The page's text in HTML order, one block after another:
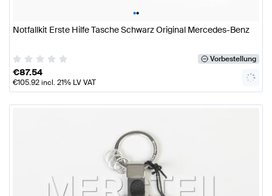
••
Notfallkit Erste Hilfe Tasche Schwarz Original Mercedes-Benz
Vorbestellung
€87.54
€105.92incl. 21% LV VAT